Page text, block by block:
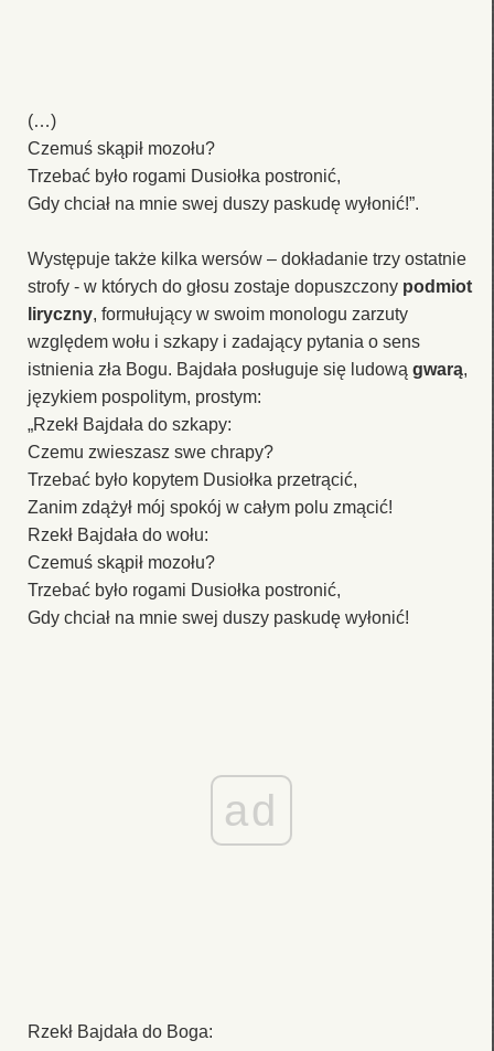
(…)
Czemuś skąpił mozołu?
Trzebać było rogami Dusiołka postronić,
Gdy chciał na mnie swej duszy paskudę wyłonić!”.
Występuje także kilka wersów – dokładanie trzy ostatnie
strofy - w których do głosu zostaje dopuszczony podmiot
liryczny, formułujący w swoim monologu zarzuty
względem wołu i szkapy i zadający pytania o sens
istnienia zła Bogu. Bajdała posługuje się ludową gwarą,
językiem pospolitym, prostym:
„Rzekł Bajdała do szkapy:
Czemu zwieszasz swe chrapy?
Trzebać było kopytem Dusiołka przetrącić,
Zanim zdążył mój spokój w całym polu zmącić!
Rzekł Bajdała do wołu:
Czemuś skąpił mozołu?
Trzebać było rogami Dusiołka postronić,
Gdy chciał na mnie swej duszy paskudę wyłonić!
ad
Rzekł Bajdała do Boga: